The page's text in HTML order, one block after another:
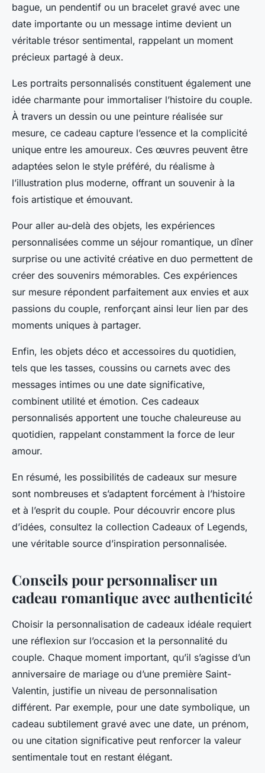
bague, un pendentif ou un bracelet gravé avec une
date importante ou un message intime devient un
véritable trésor sentimental, rappelant un moment
précieux partagé à deux.
Les portraits personnalisés constituent également une
idée charmante pour immortaliser l’histoire du couple.
À travers un dessin ou une peinture réalisée sur
mesure, ce cadeau capture l’essence et la complicité
unique entre les amoureux. Ces œuvres peuvent être
adaptées selon le style préféré, du réalisme à
l’illustration plus moderne, offrant un souvenir à la
fois artistique et émouvant.
Pour aller au-delà des objets, les expériences
personnalisées comme un séjour romantique, un dîner
surprise ou une activité créative en duo permettent de
créer des souvenirs mémorables. Ces expériences
sur mesure répondent parfaitement aux envies et aux
passions du couple, renforçant ainsi leur lien par des
moments uniques à partager.
Enfin, les objets déco et accessoires du quotidien,
tels que les tasses, coussins ou carnets avec des
messages intimes ou une date significative,
combinent utilité et émotion. Ces cadeaux
personnalisés apportent une touche chaleureuse au
quotidien, rappelant constamment la force de leur
amour.
En résumé, les possibilités de cadeaux sur mesure
sont nombreuses et s’adaptent forcément à l’histoire
et à l’esprit du couple. Pour découvrir encore plus
d’idées, consultez la collection Cadeaux of Legends,
une véritable source d’inspiration personnalisée.
Conseils pour personnaliser un
cadeau romantique avec authenticité
Choisir la personnalisation de cadeaux idéale requiert
une réflexion sur l’occasion et la personnalité du
couple. Chaque moment important, qu’il s’agisse d’un
anniversaire de mariage ou d’une première Saint-
Valentin, justifie un niveau de personnalisation
différent. Par exemple, pour une date symbolique, un
cadeau subtilement gravé avec une date, un prénom,
ou une citation significative peut renforcer la valeur
sentimentale tout en restant élégant.